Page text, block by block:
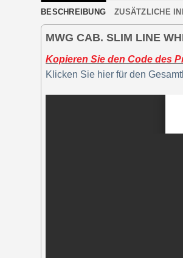
BESCHREIBUNG ZUSÄTZLICHE
MWG CAB. SLIM LINE
Kopieren Sie den Code des
Klicken Sie hier für den